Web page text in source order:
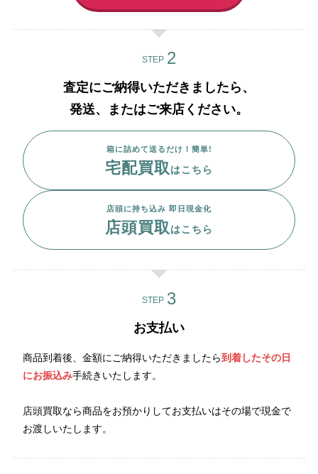
STEP
査定にご納得いただきましたら、
発送、またはご来店ください。
箱に詰めて送るだけ！簡単!
宅配買取はこちら
店頭に持ち込み 即日現金化
店頭買取はこちら
STEP
お支払い
商品到着後、金額にご納得いただきましたら到着したその日
にお振込み手続きいたします。
店頭買取なら商品をお預かりしてお支払いはその場で現金で
お渡しいたします。